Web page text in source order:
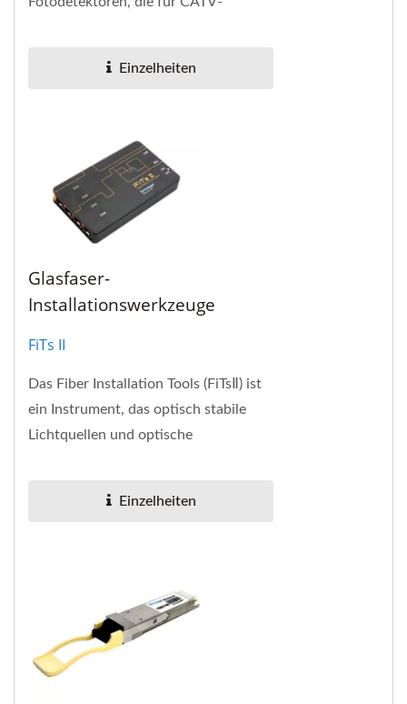
Einzelheiten
Glasfaser-
Installationswerkzeuge
FiTs II
Das Fiber Installation Tools (FiTsⅡ) ist
ein Instrument, das optisch stabile
Lichtquellen und optische
Einzelheiten